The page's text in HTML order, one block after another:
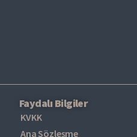
Faydalı Bilgiler
KVKK
Ana Sözleşme